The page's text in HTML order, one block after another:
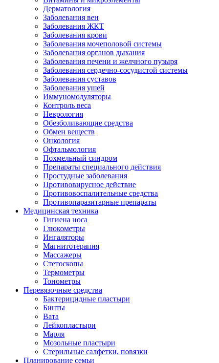
Дерматология
Заболевания вен
Заболевания ЖКТ
Заболевания крови
Заболевания мочеполовой системы
Заболевания органов дыхания
Заболевания печени и желчного пузыря
Заболевания сердечно-сосудистой системы
Заболевания суставов
Заболевания ушей
Иммуномодуляторы
Контроль веса
Неврология
Обезболивающие средства
Обмен веществ
Онкология
Офтальмология
Похмельный синдром
Препараты специального действия
Простудные заболевания
Противовирусное действие
Противовоспалительные средства
Противопаразитарные препараты
Медицинская техника
Гигиена носа
Глюкометры
Ингаляторы
Магнитотерапия
Массажеры
Стетоскопы
Термометры
Тонометры
Перевязочные средства
Бактерицидные пластыри
Бинты
Вата
Лейкопластыри
Марля
Мозольные пластыри
Стерильные салфетки, повязки
Планирование семьи